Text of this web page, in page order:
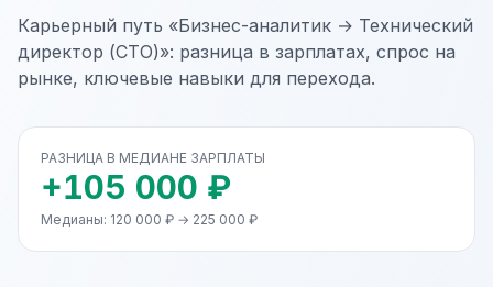
Карьерный путь «Бизнес-аналитик → Технический
директор (CTO)»: разница в зарплатах, спрос на
рынке, ключевые навыки для перехода.
РАЗНИЦА В МЕДИАНЕ ЗАРПЛАТЫ
+105 000 ₽
Медианы: 120 000 ₽ → 225 000 ₽